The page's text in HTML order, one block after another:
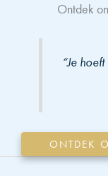
Ontdek
“Je
ONTDEK